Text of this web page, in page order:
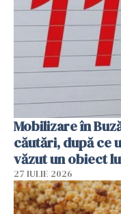
Mobilizare în
căutări, după ce
văzut un obiect
27 IULIE 2026